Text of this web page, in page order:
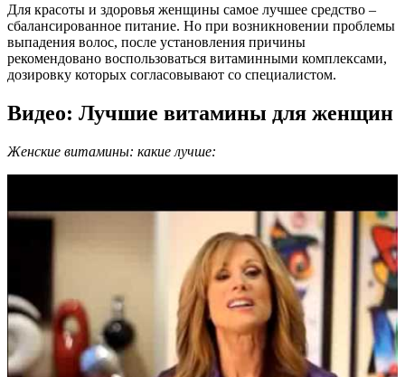
Для красоты и здоровья женщины самое лучшее средство –
сбалансированное питание. Но при возникновении проблемы
выпадения волос, после установления причины
рекомендовано воспользоваться витаминными комплексами,
дозировку которых согласовывают со специалистом.
Видео: Лучшие витамины для женщин
Женские витамины: какие лучше: